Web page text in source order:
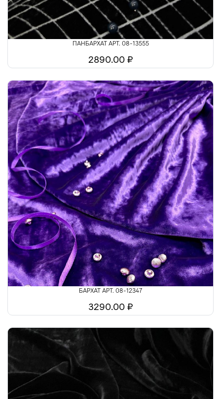
ПАНБАРХАТ АРТ. 08-13555
2890.00 ₽
БАРХАТ АРТ. 08-12347
3290.00 ₽